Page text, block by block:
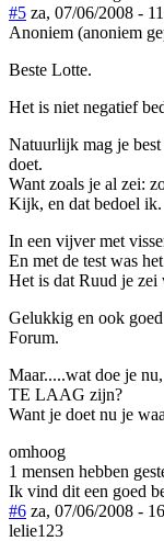
#5 za, 07/06/2008 -
Anoniem (anoniem
Beste Lotte.
Het is niet negatief
Natuurlijk mag je
doet.
Want zoals je al zei:
Kijk, en dat bedoel ik.
In een vijver met
En met de test was
Het is dat Ruud je zei
Gelukkig en ook
Forum.
Maar.....wat doe je
TE LAAG zijn?
Want je doet nu je
omhoog
1 mensen hebben
Ik vind dit een goed
#6 za, 07/06/2008 -
lelie123